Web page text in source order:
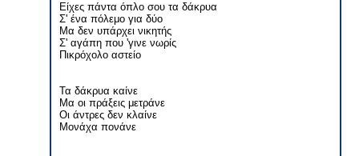
Είχες πάντα όπλο σου τα δάκρυα
Σ' ένα πόλεμο για δύο
Μα δεν υπάρχει νικητής
Σ' αγάπη που 'γινε νωρίς
Πικρόχολο αστείο
Τα δάκρυα καίνε
Μα οι πράξεις μετράνε
Οι άντρες δεν κλαίνε
Μονάχα πονάνε